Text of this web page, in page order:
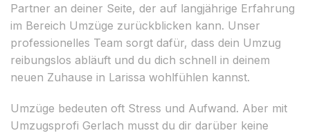
Partner an deiner Seite, der auf langjährige Erfahrung
im Bereich Umzüge zurückblicken kann. Unser
professionelles Team sorgt dafür, dass dein Umzug
reibungslos abläuft und du dich schnell in deinem
neuen Zuhause in Larissa wohlfühlen kannst.
Umzüge bedeuten oft Stress und Aufwand. Aber mit
Umzugsprofi Gerlach musst du dir darüber keine